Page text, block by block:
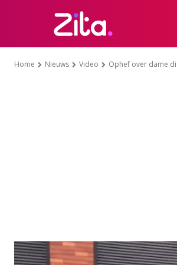
Home Nieuws Video Ophef over dame